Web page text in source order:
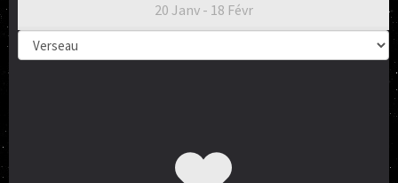
20 Janv - 18 Févr